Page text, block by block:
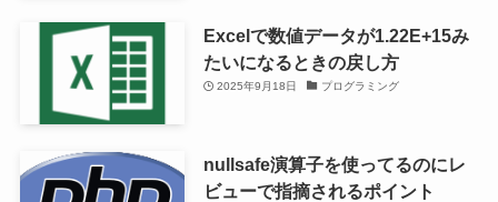
Excelで数値データが1.22E+15み
たいになるときの戻し方
2025年9月18日 プログラミング
nullsafe演算子を使ってるのにレ
ビューで指摘されるポイント